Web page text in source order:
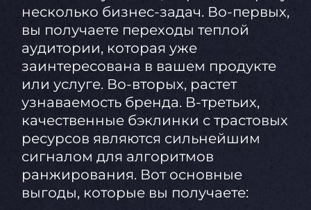
несколько бизнес-задач. Во-первых,
вы получаете переходы теплой
аудитории, которая уже
заинтересована в вашем продукте
или услуге. Во-вторых, растет
узнаваемость бренда. В-третьих,
качественные бэклинки с трастовых
ресурсов являются сильнейшим
сигналом для алгоритмов
ранжирования. Вот основные
выгоды, которые вы получаете: